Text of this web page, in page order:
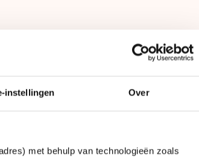
instellingen Over
met behulp van technologieën zoals